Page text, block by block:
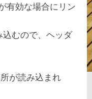
有効な場合にリン
むので、ヘッダ
が読み込まれ